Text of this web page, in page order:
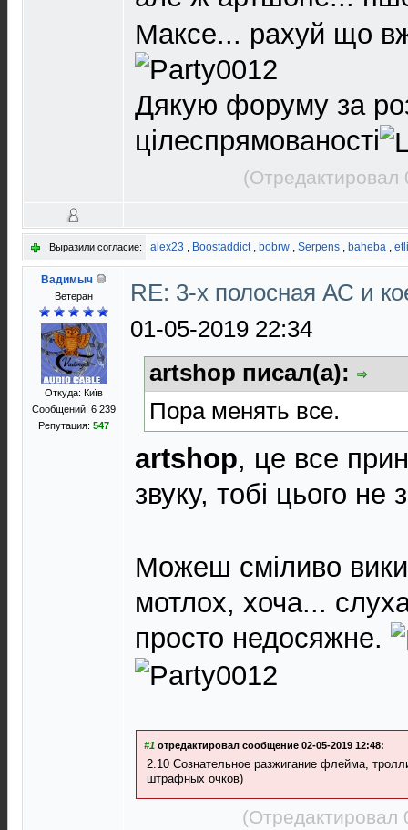
Максе... рахуй що
Дякую форуму за
цілеспрямованості
Выразили согласие: alex23 , Boostaddict, bobrw , Serpens , baheba ,
Вадимыч
Ветеран
Откуда: Київ
Сообщений: 6 239
Репутация: 547
RE: 3-х полосная АС и
01-05-2019 22:34
artshop писал(а):
Пора менять все.
artshop, це все
звуку, тобі цього не
Можеш сміливо
мотлох, хоча...
просто недосяжне.
#1 отредактировал сообщение 02-05-2019 12:48:
2.10 Сознательное разжигание флейма,
штрафных очков)